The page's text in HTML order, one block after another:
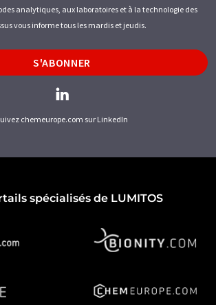
analytiques, aux laboratoires et à la technologie des
vous informe tous les mardis et jeudis.
S'ABONNER
chemeurope.com sur LinkedIn
spécialisés de LUMITOS